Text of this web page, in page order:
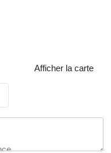
Afficher la carte